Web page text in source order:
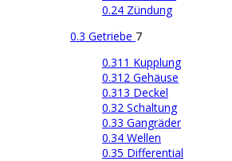
0.24 Zündung
0.3 Getriebe 7
0.311 Kupplung
0.312 Gehäuse
0.313 Deckel
0.32 Schaltung
0.33 Gangräder
0.34 Wellen
0.35 Differential